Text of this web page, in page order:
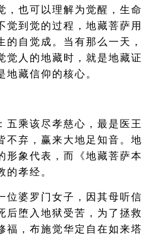
，也可以理解为觉醒，生命
觉到觉的过程，地藏菩萨用
的自觉成。当有那么一天，
觉人的地藏时，就是地藏证
地藏信仰的核心。
五乘该尽孝慈心，最是医王
不弃，赢来大地足知音。地
形象代表，而《地藏菩萨本
的孝经。
位婆罗门女子，因其母听信
后堕入地狱受苦，为了拯救
福，布施觉华定自在如来塔